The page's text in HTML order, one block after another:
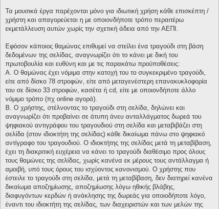
Τα μουσικά έργα παρέχονται μόνο για ιδιωτική χρήση κάθε επισκέπτη /
χρήστη και απαγορεύεται η με οποιονδήποτε τρόπο περαιτέρω
εκμετάλλευση αυτών χωρίς την σχετική άδεια από την ΑΕΠΙ.
Εφόσον κάποιος θαμώνας επιθυμεί να στείλει ένα τραγούδι στη βάση
δεδομένων της σελίδας, αναγνωρίζει ότι το κάνει με δική του
πρωτοβουλία και ευθύνη και με τις παρακάτω προϋποθέσεις:
Α. Ο θαμώνας έχει νόμιμα στην κατοχή του το συγκεκριμένο τραγούδι,
είτε από δίσκο 78 στροφών, είτε από μεταγενέστερη επανακυκλοφορία
του σε δίσκο 33 στροφών, κασέτα ή cd, είτε με οποιονδήποτε άλλο
νόμιμο τρόπο (πχ online αγορά).
Β. Ο χρήστης, στέλνοντας το τραγούδι στη σελίδα, δηλώνει και
αναγνωρίζει ότι προβαίνει σε άτυπη άνευ ανταλλάγματος δωρεά του
ψηφιακού αντιγράφου του τραγουδιού στη σελίδα και μεταβιβάζει στη
σελίδα (στον ιδιοκτήτη της σελίδας) κάθε δικαίωμα πάνω στο ψηφιακό
αντίγραφο του τραγουδιού. Ο ιδιοκτήτης της σελίδας μετά τη μεταβίβαση,
έχει τη διακριτική ευχέρεια να κάνει το τραγούδι διαθέσιμο προς όλους
τους θαμώνες της σελίδας, χωρίς κανένα εκ μέρους τους αντάλλαγμα ή
αμοιβή, υπό τους όρους του ισχύοντος κανονισμού. Ο χρήστης που
έστειλε το τραγούδι στη σελίδα, μετά τη μεταβίβαση, δεν διατηρεί κανένα
δικαίωμα αποζημίωσης, αποζημίωσης λόγω ηθικής βλάβης,
διαφυγόντων κερδών ή ανάκλησης της δωρεάς για οποιοδήποτε λόγο,
έναντι του ιδιοκτήτη της σελίδας, των διαχειριστών και των μελών της